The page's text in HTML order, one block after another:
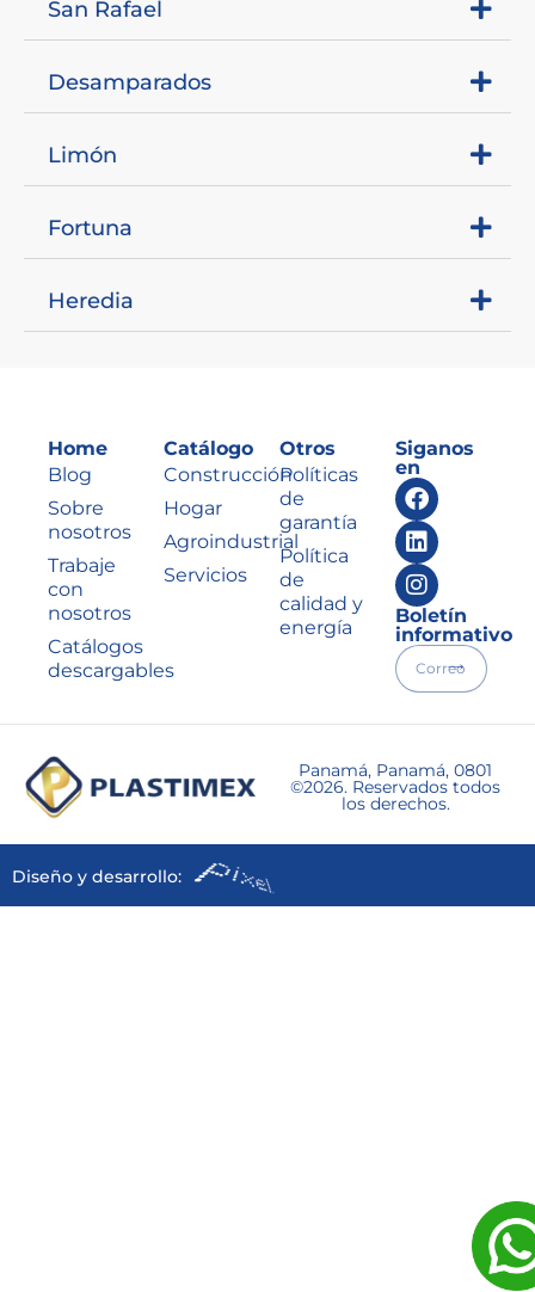
San Rafael
Desamparados
Limón
Fortuna
Heredia
Home
Blog
Sobre
nosotros
Trabaje
con
nosotros
Catálogos
descargables
Catálogo
Construcción
Hogar
Agroindustrial
Servicios
Otros
Políticas
de
garantía
Política
de
calidad y
energía
Siganos
en
Boletín
informativo
Panamá, Panamá, 0801
©2026. Reservados todos
los derechos.
Diseño y desarrollo: